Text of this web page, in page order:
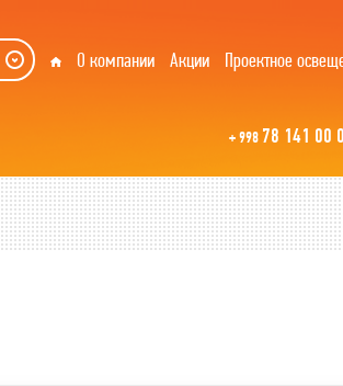
О компании Акции Проектное
+ 998 78 141 00